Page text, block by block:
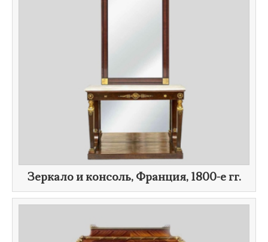
Зеркало и консоль, Франция, 1800-е гг.